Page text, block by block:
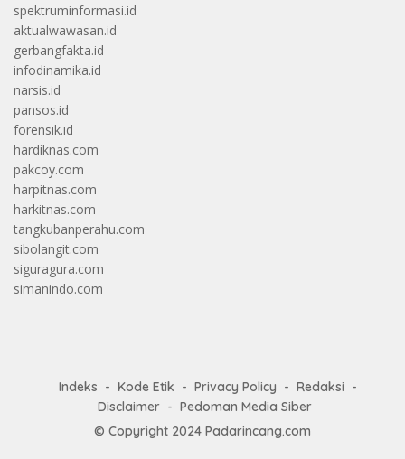
spektruminformasi.id
aktualwawasan.id
gerbangfakta.id
infodinamika.id
narsis.id
pansos.id
forensik.id
hardiknas.com
pakcoy.com
harpitnas.com
harkitnas.com
tangkubanperahu.com
sibolangit.com
siguragura.com
simanindo.com
Indeks Kode Etik Privacy Policy
Redaksi
Disclaimer
Pedoman Media Siber
© Copyright 2024 Padarincang.com